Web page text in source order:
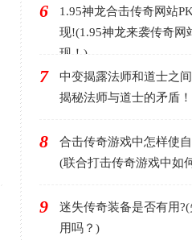
6
1.95神龙合击传奇网站
现!(1.95神龙来袭传奇网
现！)
7
中变揭露法师和道士之
揭秘法师与道士的矛盾
8
合击传奇游戏中怎样使
(联合打击传奇游戏中如
9
迷失传奇装备是否有用
用吗？)